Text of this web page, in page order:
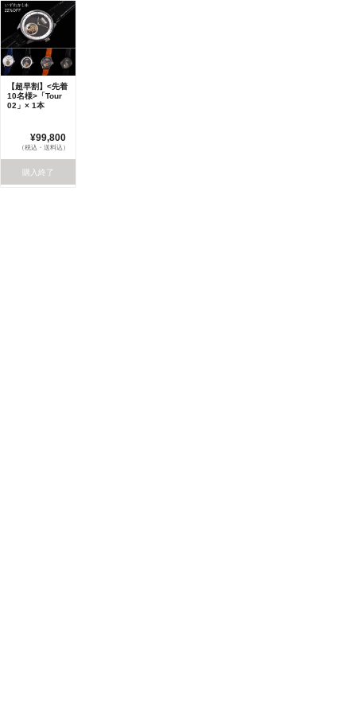
【超早割】<先着
10名様>「Tour
02」× 1本
¥99,800
（税込・送料込）
購入終了